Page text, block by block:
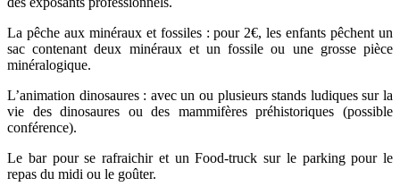
La pêche aux minéraux et fossiles : pour 2€, les enfants pêchent un
sac contenant deux minéraux et un fossile ou une grosse pièce
minéralogique.
L’animation dinosaures : avec un ou plusieurs stands ludiques sur la
vie des dinosaures ou des mammifères préhistoriques (possible
conférence).
Le bar pour se rafraichir et un Food-truck sur le parking pour le
repas du midi ou le goûter.